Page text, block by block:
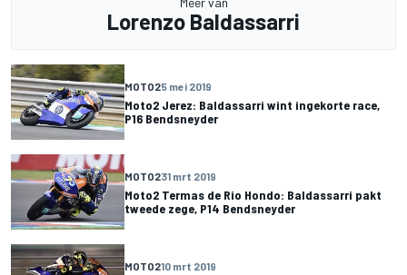
Lorenzo Baldassarri
MOTO25 mei 2019
Moto2 Jerez: Baldassarri wint ingekorte race,
P16 Bendsneyder
MOTO231 mrt 2019
Moto2 Termas de Rio Hondo: Baldassarri pakt
tweede zege, P14 Bendsneyder
MOTO210 mrt 2019